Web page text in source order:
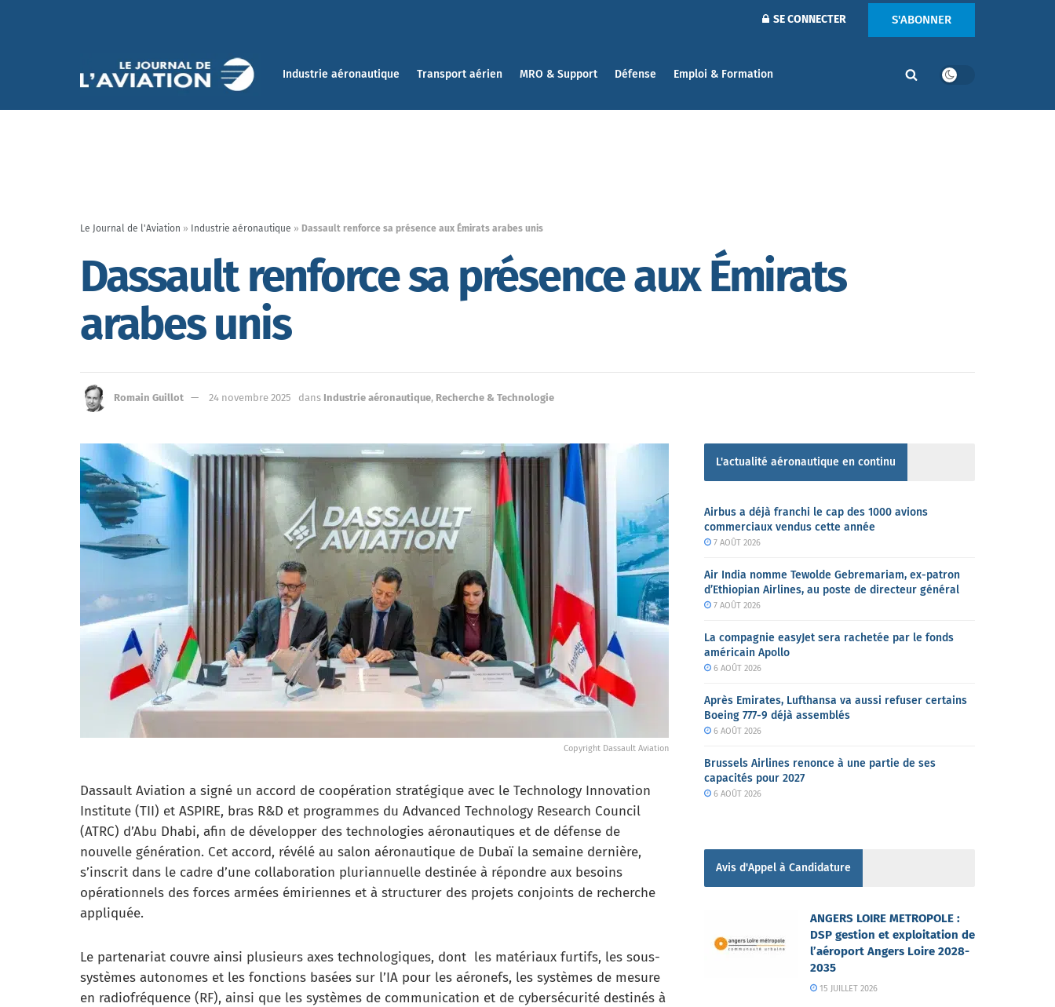
SE CONNECTER S'ABONNER
Industrie aéronautique Transport aérien MRO & Support Défense Emploi & Formation
Le Journal de l'Aviation » Industrie aéronautique » Dassault renforce sa présence aux Émirats arabes unis
Dassault renforce sa présence aux Émirats
arabes unis
Romain Guillot 24 novembre 2025 dans Industrie aéronautique, Recherche & Technologie
Copyright Dassault Aviation
Dassault Aviation a signé un accord de coopération stratégique avec le Technology Innovation
Institute (TII) et ASPIRE, bras R&D et programmes du Advanced Technology Research Council
(ATRC) d’Abu Dhabi, afin de développer des technologies aéronautiques et de défense de
nouvelle génération. Cet accord, révélé au salon aéronautique de Dubaï la semaine dernière,
s’inscrit dans le cadre d’une collaboration pluriannuelle destinée à répondre aux besoins
opérationnels des forces armées émiriennes et à structurer des projets conjoints de recherche
appliquée.​
Le partenariat couvre ainsi plusieurs axes technologiques, dont les matériaux furtifs, les sous-
systèmes autonomes et les fonctions basées sur l’IA pour les aéronefs, les systèmes de mesure
en radiofréquence (RF), ainsi que les systèmes de communication et de cybersécurité destinés à
L'actualité aéronautique en continu
Airbus a déjà franchi le cap des 1000 avions
commerciaux vendus cette année
7 AOÛT 2026
Air India nomme Tewolde Gebremariam, ex-patron
d’Ethiopian Airlines, au poste de directeur général
7 AOÛT 2026
La compagnie easyJet sera rachetée par le fonds
américain Apollo
6 AOÛT 2026
Après Emirates, Lufthansa va aussi refuser certains
Boeing 777-9 déjà assemblés
6 AOÛT 2026
Brussels Airlines renonce à une partie de ses
capacités pour 2027
6 AOÛT 2026
Avis d'Appel à Candidature
ANGERS LOIRE METROPOLE :
DSP gestion et exploitation de
l’aéroport Angers Loire 2028-
2035
15 JUILLET 2026